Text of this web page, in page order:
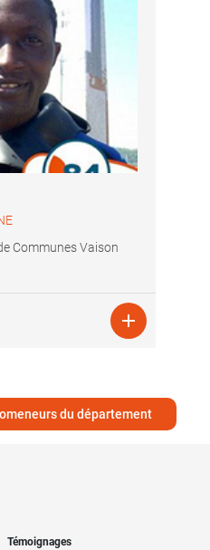
Communes Vaison

du département
Témoignages